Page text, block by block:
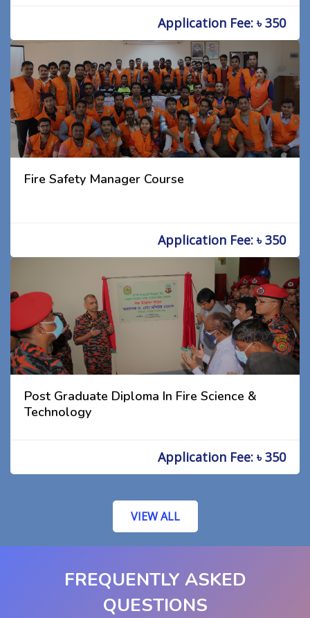
Application Fee: ৳ 350
Fire Safety Manager Course
Application Fee: ৳ 350
Post Graduate Diploma In Fire Science &
Technology
Application Fee: ৳ 350
VIEW ALL
FREQUENTLY ASKED
QUESTIONS